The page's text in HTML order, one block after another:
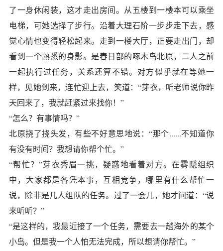
了一身休闲装，这才走出房间。从五楼到一楼本可以乘坐
电梯，可她选择了步行。沿着大理石阶一步步走下去，感
觉心情也变得轻松起来。走到一楼大厅，正要走出门，却
看到一个熟悉的身影。是春日部的啄木鸟北原，二人之前
一起执行过任务，关系还算不错。对方似乎就在等她一
样，见她到来，连忙迎上去，笑道：“芽衣，听老师说你昨
天回来了，我就赶紧过来找你！”
“怎么？有事情吗？”
北原挠了挠头发，有些不好意思地说：“那个......不知道你
有没有时间？我想请你帮个忙。”
“帮忙？”芽衣秀眉一挑，疑惑地看着对方。在雾隠组织
中，大家都是各凭本事，互相竞争，哪里有什么帮忙一
说，除非是几人组队的任务。过了一会儿，她才问道：“说
来听听？”
“是这样的，我最近接了一个任务，需要去一趟海外的某个
小岛。但是我一个人怕无法完成，所以想请你帮忙。”